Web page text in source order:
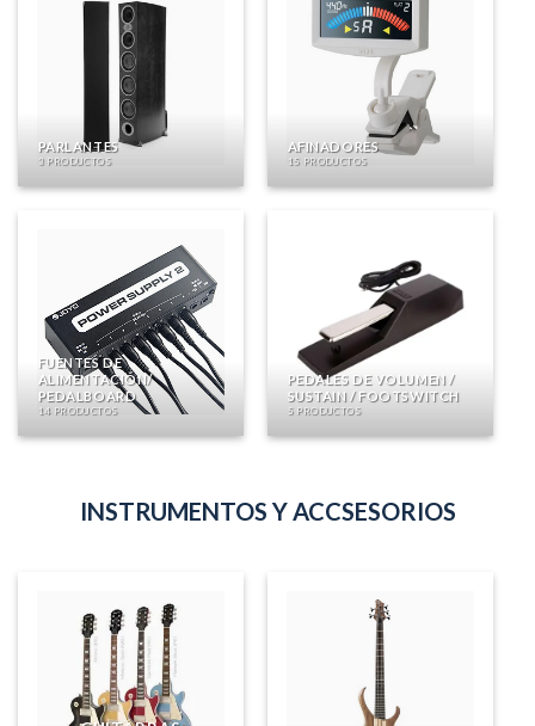
PARLANTES
3 PRODUCTOS
AFINADORES
15 PRODUCTOS
FUENTES DE
ALIMENTACIÓN/
PEDALBOARD
14 PRODUCTOS
PEDALES DE VOLUMEN /
SUSTAIN / FOOTSWITCH
5 PRODUCTOS
INSTRUMENTOS Y ACCSESORIOS